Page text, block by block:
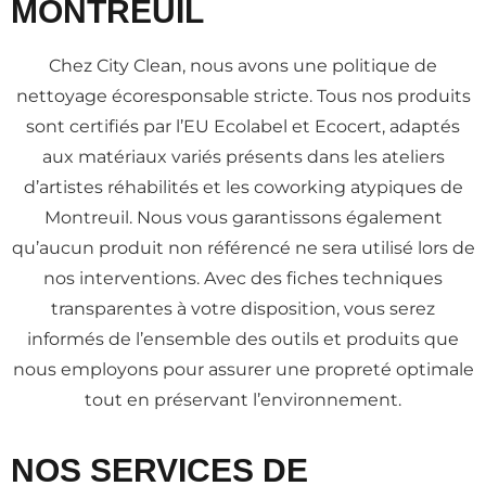
MONTREUIL
Chez City Clean, nous avons une politique de
nettoyage écoresponsable stricte. Tous nos produits
sont certifiés par l’EU Ecolabel et Ecocert, adaptés
aux matériaux variés présents dans les ateliers
d’artistes réhabilités et les coworking atypiques de
Montreuil. Nous vous garantissons également
qu’aucun produit non référencé ne sera utilisé lors de
nos interventions. Avec des fiches techniques
transparentes à votre disposition, vous serez
informés de l’ensemble des outils et produits que
nous employons pour assurer une propreté optimale
tout en préservant l’environnement.
NOS SERVICES DE